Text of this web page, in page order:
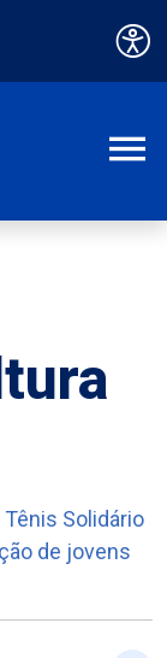
Solidário
de jovens